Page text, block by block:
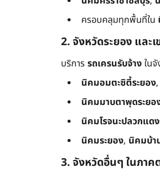
ครอบคลุมทุกพื้นที่ใน
2. จังหวัดระยอง และ
บริการ รถเครนรับจ้างใน
นิคมอมตะซิตี้ระยอง,
นิคมมาบตาพุดระยอ
นิคมโรจนะปลวกแด
นิคมระยอง, นิคมบ้า
3. จังหวัดอื่นๆ ในภาค